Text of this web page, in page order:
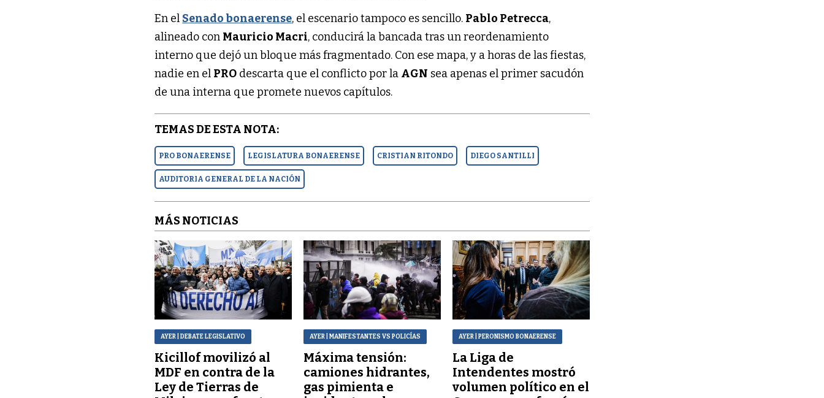
En el Senado bonaerense, el escenario tampoco es sencillo. Pablo Petrecca,
alineado con Mauricio Macri, conducirá la bancada tras un reordenamiento
interno que dejó un bloque más fragmentado. Con ese mapa, y a horas de las fiestas,
nadie en el PRO descarta que el conflicto por la AGN sea apenas el primer sacudón
de una interna que promete nuevos capítulos.
TEMAS DE ESTA NOTA:
PRO BONAERENSE LEGISLATURA BONAERENSE CRISTIAN RITONDO DIEGO SANTILLI
AUDITORIA GENERAL DE LA NACIÓN
MÁS NOTICIAS
AYER | DEBATE LEGISLATIVO
Kicillof movilizó al
MDF en contra de la
Ley de Tierras de
AYER | MANIFESTANTES VS POLICÍAS
Máxima tensión:
camiones hidrantes,
gas pimienta e
AYER | PERONISMO BONAERENSE
La Liga de
Intendentes mostró
volumen político en el